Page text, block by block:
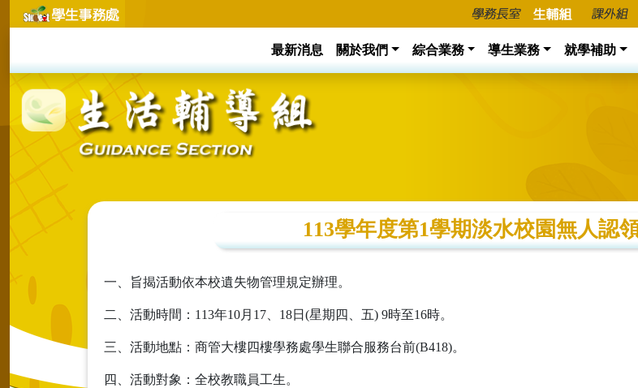
最新消息 關於我們 綜合業務 導生業務 就學補助
113學年度第1學期淡水校園無人認
一、旨揭活動依本校遺失物管理規定辦理。
二、活動時間：113年10月17、18日(星期四、五) 9時至16時。
三、活動地點：商管大樓四樓學務處學生聯合服務台前(B418)。
四、活動對象：全校教職員工生。